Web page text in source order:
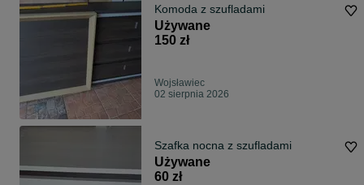
Komoda z szufladami
Używane
150 zł
Wojsławiec
02 sierpnia 2026
Szafka nocna z szufladami
Używane
60 zł